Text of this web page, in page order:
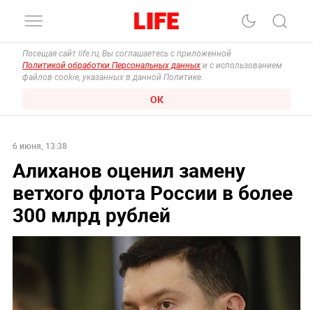
Посещая сайт life.ru, Вы соглашаетесь с приложенной
Политикой обработки Персональных данных и с использованием
файлов cookie, указанных в данной Политике.
ОК
6 июня, 13:38
Алиханов оценил замену
ветхого флота России в более
300 млрд рублей